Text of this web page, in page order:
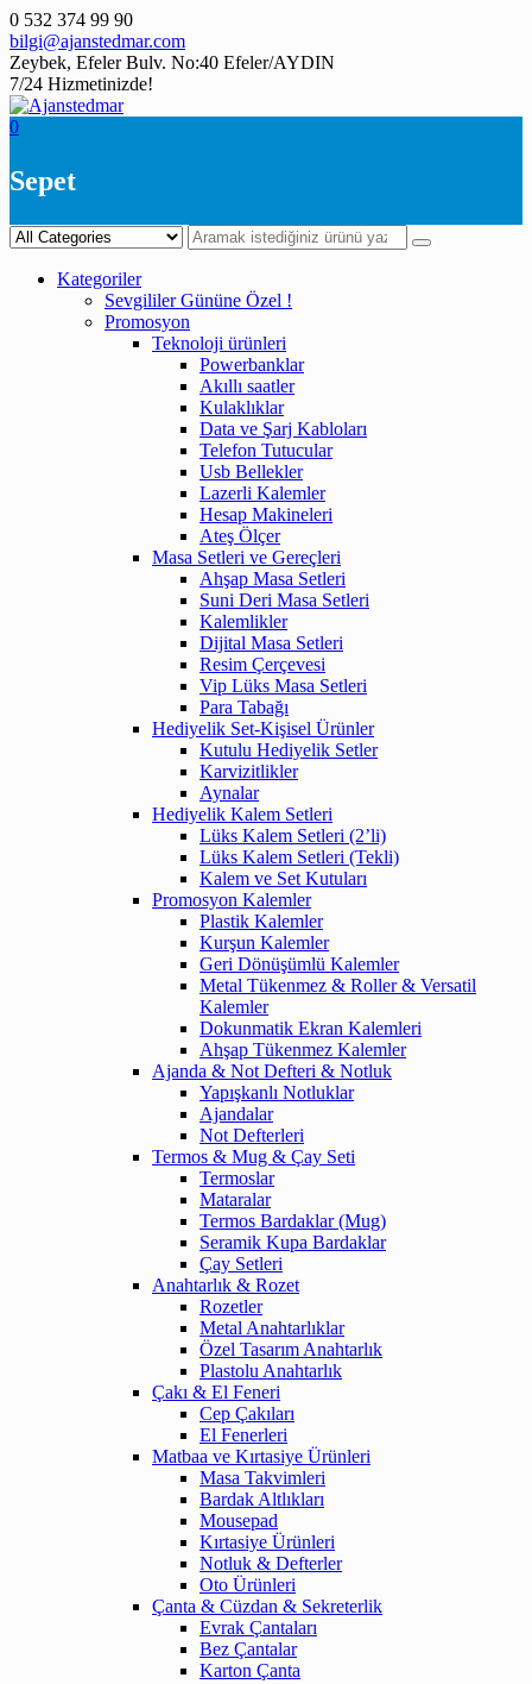
Skip
to
content
0 532 374 99 90
bilgi@ajanstedmar.com
Zeybek, Efeler Bulv. No:40 Efeler/AYDIN
7/24 Hizmetinizde!
0
Sepet
Kategoriler
Sevgililer Gününe Özel !
Promosyon
Teknoloji ürünleri
Powerbanklar
Akıllı saatler
Kulaklıklar
Data ve Şarj Kabloları
Telefon Tutucular
Usb Bellekler
Lazerli Kalemler
Hesap Makineleri
Ateş Ölçer
Masa Setleri ve Gereçleri
Ahşap Masa Setleri
Suni Deri Masa Setleri
Kalemlikler
Dijital Masa Setleri
Resim Çerçevesi
Vip Lüks Masa Setleri
Para Tabağı
Hediyelik Set-Kişisel Ürünler
Kutulu Hediyelik Setler
Karvizitlikler
Aynalar
Hediyelik Kalem Setleri
Lüks Kalem Setleri (2’li)
Lüks Kalem Setleri (Tekli)
Kalem ve Set Kutuları
Promosyon Kalemler
Plastik Kalemler
Kurşun Kalemler
Geri Dönüşümlü Kalemler
Metal Tükenmez & Roller & Versatil
Kalemler
Dokunmatik Ekran Kalemleri
Ahşap Tükenmez Kalemler
Ajanda & Not Defteri & Notluk
Yapışkanlı Notluklar
Ajandalar
Not Defterleri
Termos & Mug & Çay Seti
Termoslar
Mataralar
Termos Bardaklar (Mug)
Seramik Kupa Bardaklar
Çay Setleri
Anahtarlık & Rozet
Rozetler
Metal Anahtarlıklar
Özel Tasarım Anahtarlık
Plastolu Anahtarlık
Çakı & El Feneri
Cep Çakıları
El Fenerleri
Matbaa ve Kırtasiye Ürünleri
Masa Takvimleri
Bardak Altlıkları
Mousepad
Kırtasiye Ürünleri
Notluk & Defterler
Oto Ürünleri
Çanta & Cüzdan & Sekreterlik
Evrak Çantaları
Bez Çantalar
Karton Çanta